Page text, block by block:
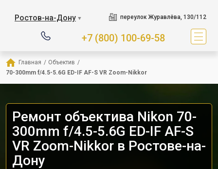
Ростов-на-Дону ▼ переулок Журавлёва, 130/112
+7 (800) 100-69-58
Главная / Объектив /
70-300mm f/4.5-5.6G ED-IF AF-S VR Zoom-Nikkor
Ремонт объектива Nikon 70-
300mm f/4.5-5.6G ED-IF AF-S
VR Zoom-Nikkor в Ростове-на-
Дону